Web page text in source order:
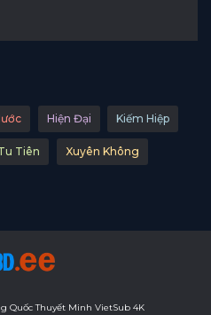
Hiện Đại Kiếm Hiệp
Tiên Xuyên Không
Quốc Thuyết Minh VietSub 4K